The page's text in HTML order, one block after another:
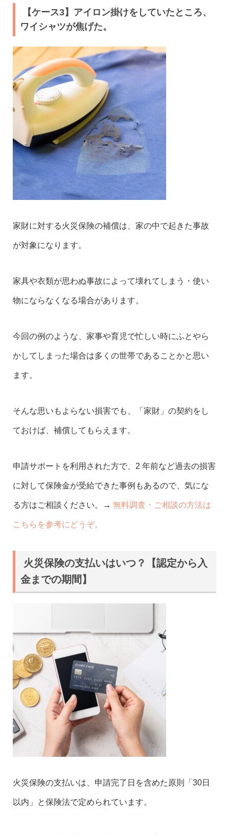
【ケース3】アイロン掛けをしていたところ、
ワイシャツが焦げた。
家財に対する火災保険の補償は、家の中で起きた事故
が対象になります。
家具や衣類が思わぬ事故によって壊れてしまう・使い
物にならなくなる場合があります。
今回の例のような、家事や育児で忙しい時にふとやら
かしてしまった場合は多くの世帯であることかと思い
ます。
そんな思いもよらない損害でも、「家財」の契約をし
ておけば、補償してもらえます。
申請サポートを利用された方で、2 年前など過去の損害
に対して保険金が受給できた事例もあるので、気にな
る方はご相談ください。→ 無料調査・ご相談の方法は
こちらを参考にどうぞ。
火災保険の支払いはいつ？【認定から入
金までの期間】
火災保険の支払いは、申請完了日を含めた原則「30日
以内」と保険法で定められています。